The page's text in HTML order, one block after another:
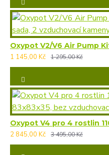
1 145,00 Kč
1 295,00 Kč
2 845,00 Kč
3 495,00 Kč